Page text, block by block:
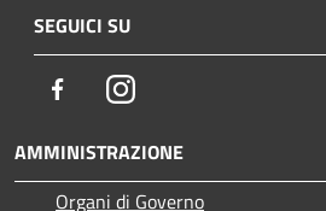
SEGUICI SU
FacebookInstagram
AMMINISTRAZIONE
Organi di Governo